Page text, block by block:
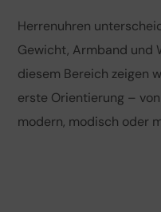
Herrenuhren
Gewicht, Armband und
diesem Bereich zeigen
erste Orientierung –
modern, modisch oder